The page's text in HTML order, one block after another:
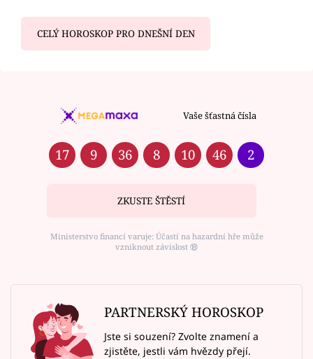
CELÝ HOROSKOP PRO DNEŠNÍ DEN
Vaše šťastná čísla
17 9 36 8 10 46 2
ZKUSTE ŠTĚSTÍ
Ministerstvo financí varuje: Účastí na hazardní hře může
vzniknout závislost ⑱
PARTNERSKÝ HOROSKOP
Jste si souzení? Zvolte znamení a
zjistěte, jestli vám hvězdy přejí.